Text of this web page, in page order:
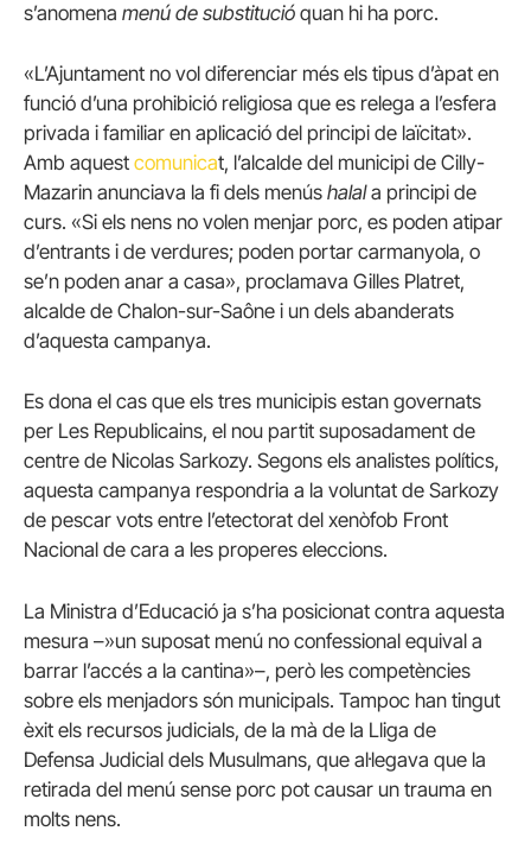
s’anomena menú de substitució quan hi ha porc.
«L’Ajuntament no vol diferenciar més els tipus d’àpat en
funció d’una prohibició religiosa que es relega a l’esfera
privada i familiar en aplicació del principi de laïcitat».
Amb aquest comunicat, l’alcalde del municipi de Cilly-
Mazarin anunciava la fi dels menús halala principi de
curs. «Si els nens no volen menjar porc, es poden atipar
d’entrants i de verdures; poden portar carmanyola, o
se’n poden anar a casa», proclamava Gilles Platret,
alcalde de Chalon-sur-Saône i un dels abanderats
d’aquesta campanya.
Es dona el cas que els tres municipis estan governats
per Les Republicains, el nou partit suposadament de
centre de Nicolas Sarkozy. Segons els analistes polítics,
aquesta campanya respondria a la voluntat de Sarkozy
de pescar vots entre l’etectorat del xenòfob Front
Nacional de cara a les properes eleccions.
La Ministra d’Educació ja s’ha posicionat contra aquesta
mesura –»un suposat menú no confessional equival a
barrar l’accés a la cantina»–, però les competències
sobre els menjadors són municipals. Tampoc han tingut
èxit els recursos judicials, de la mà de la Lliga de
Defensa Judicial dels Musulmans, que al·legava que la
retirada del menú sense porc pot causar un trauma en
molts nens.